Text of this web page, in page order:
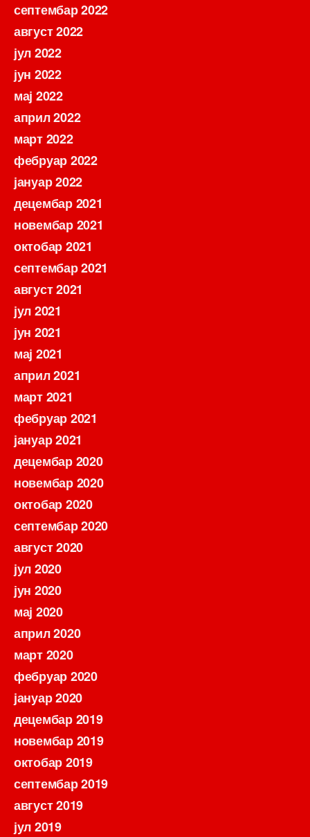
септембар 2022
август 2022
јул 2022
јун 2022
мај 2022
април 2022
март 2022
фебруар 2022
јануар 2022
децембар 2021
новембар 2021
октобар 2021
септембар 2021
август 2021
јул 2021
јун 2021
мај 2021
април 2021
март 2021
фебруар 2021
јануар 2021
децембар 2020
новембар 2020
октобар 2020
септембар 2020
август 2020
јул 2020
јун 2020
мај 2020
април 2020
март 2020
фебруар 2020
јануар 2020
децембар 2019
новембар 2019
октобар 2019
септембар 2019
август 2019
јул 2019